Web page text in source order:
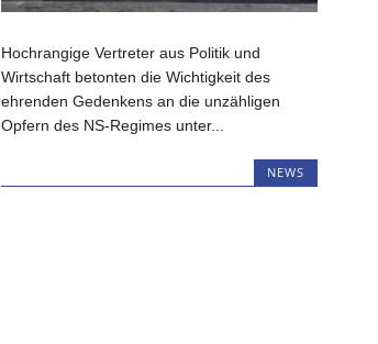
Hochrangige Vertreter aus Politik und
Wirtschaft betonten die Wichtigkeit des
ehrenden Gedenkens an die unzähligen
Opfern des NS-Regimes unter...
NEWS